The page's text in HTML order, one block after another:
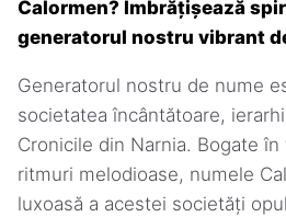
Calormen? Îmbrățișează
generatorul nostru vibrant
Generatorul nostru de nume
societatea încântătoare,
Cronicile din Narnia. Bogate
ritmuri melodioase, numele
luxoasă a acestei societăți